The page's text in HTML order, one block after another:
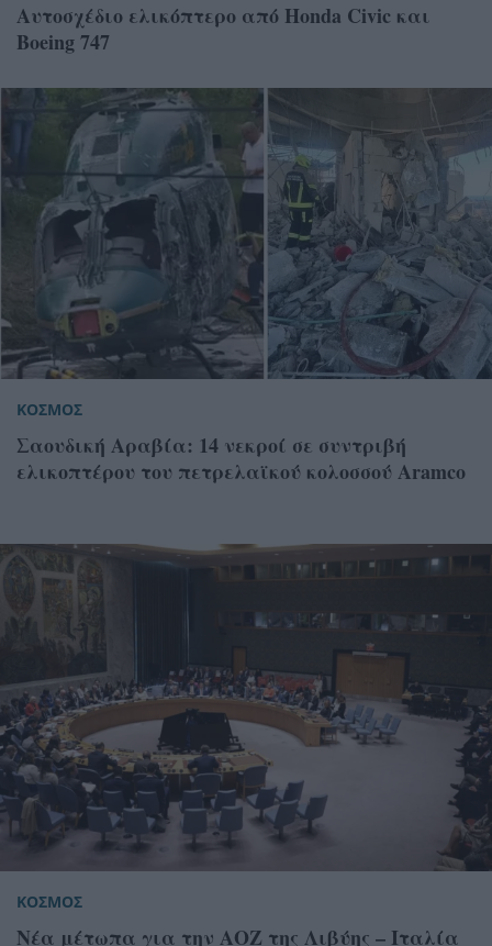
Αυτοσχέδιο ελικόπτερο από Honda Civic και
Boeing 747
ΚΟΣΜΟΣ
Σαουδική Αραβία: 14 νεκροί σε συντριβή
ελικοπτέρου του πετρελαϊκού κολοσσού Aramco
ΚΟΣΜΟΣ
Νέα μέτωπα για την ΑΟΖ της Λιβύης – Ιταλία